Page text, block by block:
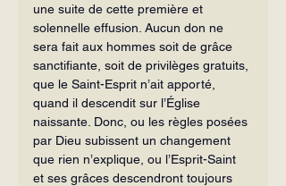
une suite de cette première et
solennelle effusion. Aucun don ne
sera fait aux hommes soit de grâce
sanctifiante, soit de privilèges gratuits,
que le Saint-Esprit n’ait apporté,
quand il descendit sur l’Église
naissante. Donc, ou les règles posées
par Dieu subissent un changement
que rien n’explique, ou l’Esprit-Saint
et ses grâces descendront toujours